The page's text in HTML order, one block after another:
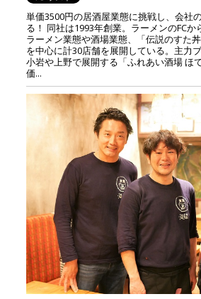
単価3500円の居酒屋業態に挑戦し、会社
る！ 同社は1993年創業。ラーメンのFC
ラーメン業態や酒場業態、「伝説のすた
を中心に計30店舗を展開している。主力
小岩や上野で展開する「ふれあい酒場 ほ
価...